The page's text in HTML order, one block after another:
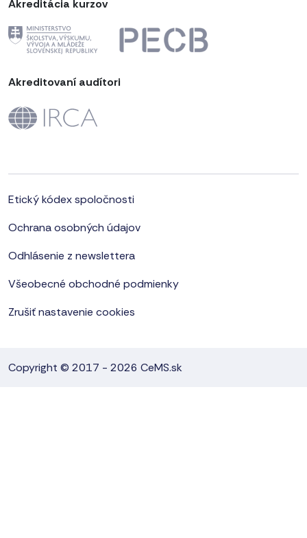
Akreditácia kurzov
Akreditovaní audítori
Etický kódex spoločnosti
Ochrana osobných údajov
Odhlásenie z newslettera
Všeobecné obchodné podmienky
Zrušiť nastavenie cookies
Copyright © 2017 - 2026 CeMS.sk